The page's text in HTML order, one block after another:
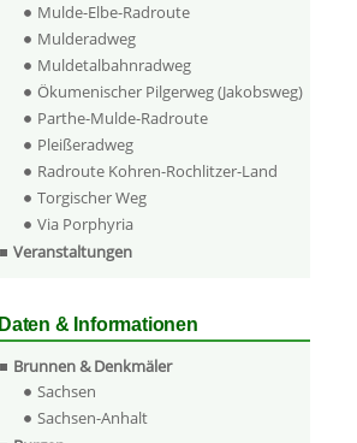
Mulde-Elbe-Radroute
Mulderadweg
Muldetalbahnradweg
Ökumenischer Pilgerweg (Jakobsweg)
Parthe-Mulde-Radroute
Pleißeradweg
Radroute Kohren-Rochlitzer-Land
Torgischer Weg
Via Porphyria
Veranstaltungen
Daten & Informationen
Brunnen & Denkmäler
Sachsen
Sachsen-Anhalt